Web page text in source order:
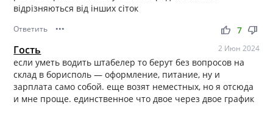
відрізняються від інших сіток
Ответить ••• thumb_up thumb_down
7
Гость 2 Июн 2024
если уметь водить штабелер то берут без вопросов на
склад в борисполь — оформление, питание, ну и
зарплата само собой. еще возят неместных, но я отсюда
и мне проще. единственное что двое через двое график